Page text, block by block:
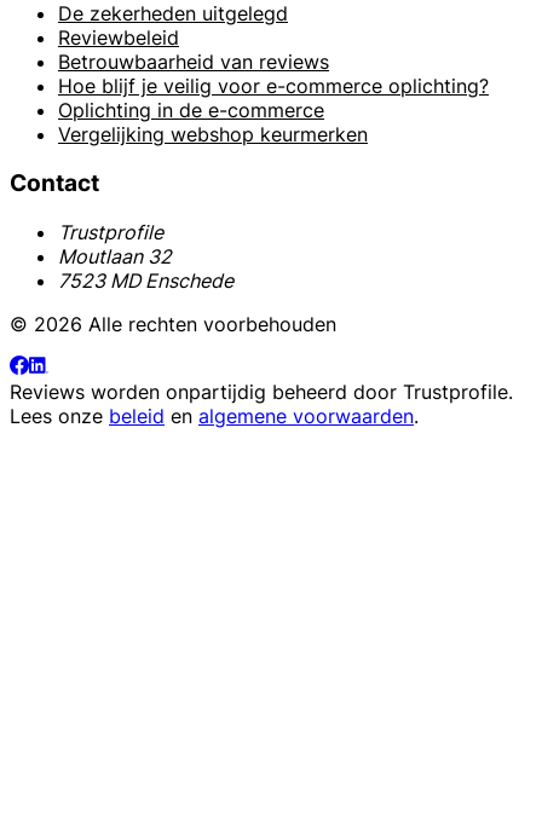
De zekerheden uitgelegd
Reviewbeleid
Betrouwbaarheid van reviews
Hoe blijf je veilig voor e-commerce oplichting?
Oplichting in de e-commerce
Vergelijking webshop keurmerken
Contact
Trustprofile
Moutlaan 32
7523 MD Enschede
© 2026 Alle rechten voorbehouden
Reviews worden onpartijdig beheerd door Trustprofile.
Lees onze beleid en algemene voorwaarden.